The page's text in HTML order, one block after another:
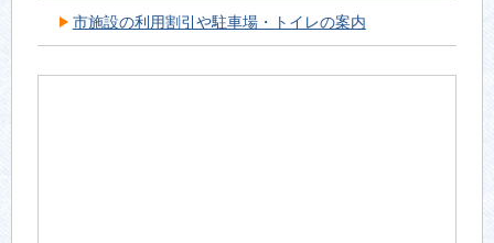
市施設の利用割引や駐車場・トイレの案内